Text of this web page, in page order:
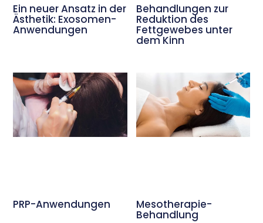
Ein neuer Ansatz in der
Ästhetik: Exosomen-
Anwendungen
Behandlungen zur
Reduktion des
Fettgewebes unter
dem Kinn
PRP-Anwendungen Mesotherapie-
Behandlung